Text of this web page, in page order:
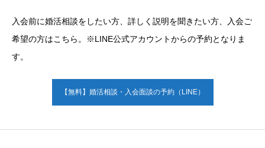
入会前に婚活相談をしたい方、詳しく説明を聞きたい方、入会ご
希望の方はこちら。※LINE公式アカウントからの予約となりま
す。
【無料】婚活相談・入会面談の予約（LINE）